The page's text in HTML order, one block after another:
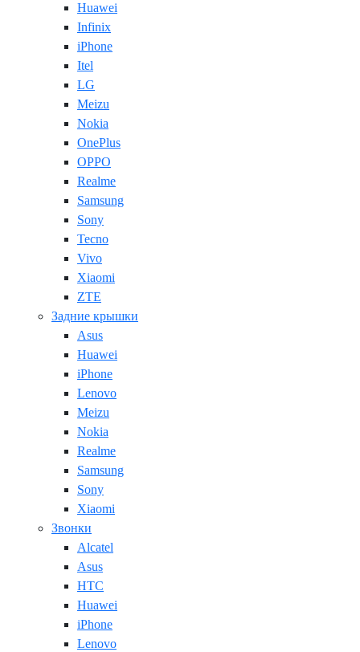
Huawei
Infinix
iPhone
Itel
LG
Meizu
Nokia
OnePlus
OPPO
Realme
Samsung
Sony
Tecno
Vivo
Xiaomi
ZTE
Задние крышки
Asus
Huawei
iPhone
Lenovo
Meizu
Nokia
Realme
Samsung
Sony
Xiaomi
Звонки
Alcatel
Asus
HTC
Huawei
iPhone
Lenovo